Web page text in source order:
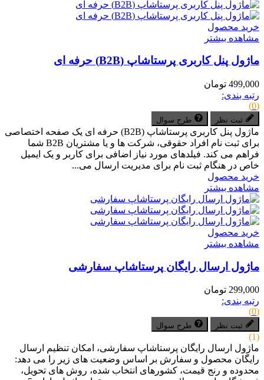
خرید محصول
مشاهده بیشتر
ماژول پنل کاربری پرستاشاپ (B2B) حرفه ای
499,000 تومان
رتبه بندی:
(0)
ثبت نظر طرح سوال
ماژول پنل کاربری پرستاشاپ (B2B) حرفه ای یک صفحه اختصاصی
برای ثبت نام افراد حقوقی، شرکت ها و یا مشتریان B2B شما
فراهم می کند. فیلدهای مورد نیاز اضافی برای کاربر و یک ایمیل
خاص در هنگام ثبت نام برای مدیریت ارسال می...
خرید محصول
مشاهده بیشتر
خرید محصول
مشاهده بیشتر
ماژول ارسال رایگان پرستاشاپ سفارشی
299,000 تومان
رتبه بندی:
(0)
ثبت نظر طرح سوال
(1)
ماژول ارسال رایگان پرستاشاپ سفارشی، امکان تنظیم ارسال
رایگان محصول و سفارش بر اساس وضعیت های زیر را می دهد:
محدوده و رنج قیمت، کشورهای انتخاب شده، روش های تحویل،